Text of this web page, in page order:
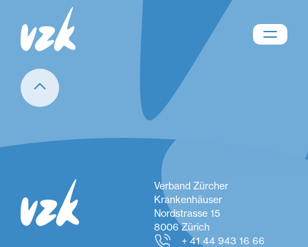
Verband Zürcher
Krankenhäuser
Nordstrasse 15
8006 Zürich
+ 41 44 943 16 66